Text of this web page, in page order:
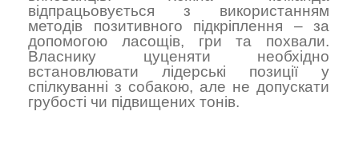
відпрацьовується з використанням
методів позитивного підкріплення – за
допомогою ласощів, гри та похвали.
Власнику цуценяти необхідно
встановлювати лідерські позиції у
спілкуванні з собакою, але не допускати
грубості чи підвищених тонів.